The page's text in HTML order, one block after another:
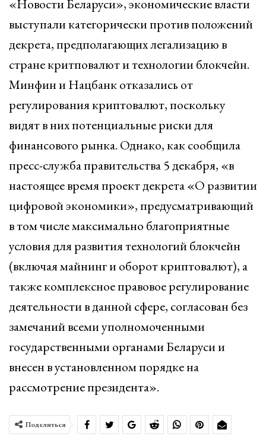
«Новости Беларуси», экономические власти
выступали категорически против положений
декрета, предполагающих легализацию в
стране критповалют и технологии блокчейн.
Минфин и Нацбанк отказались от
регулирования криптовалют, поскольку
видят в них потенциальные риски для
финансового рынка. Однако, как сообщила
пресс-служба правительства 5 декабря, «в
настоящее время проект декрета «О развитии
цифровой экономики», предусматривающий
в том числе максимально благоприятные
условия для развития технологий блокчейн
(включая майнинг и оборот криптовалют), а
также комплексное правовое регулирование
деятельности в данной сфере, согласован без
замечаний всеми уполномоченными
государственными органами Беларуси и
внесен в установленном порядке на
рассмотрение президента».
Поделиться